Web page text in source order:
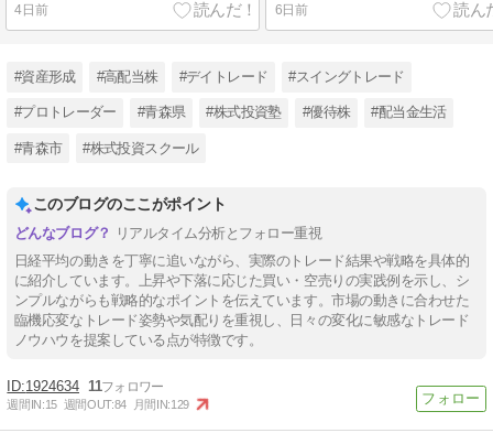
4日前 6日前
#資産形成 #高配当株 #デイトレード #スイングトレード
#プロトレーダー #青森県 #株式投資塾 #優待株 #配当金生活
#青森市 #株式投資スクール
このブログのここがポイント
リアルタイム分析とフォロー重視
日経平均の動きを丁寧に追いながら、実際のトレード結果や戦略を具体的
に紹介しています。上昇や下落に応じた買い・空売りの実践例を示し、シ
ンプルながらも戦略的なポイントを伝えています。市場の動きに合わせた
臨機応変なトレード姿勢や気配りを重視し、日々の変化に敏感なトレード
ノウハウを提案している点が特徴です。
1924634 11
週間IN:15 週間OUT:84 月間IN:129